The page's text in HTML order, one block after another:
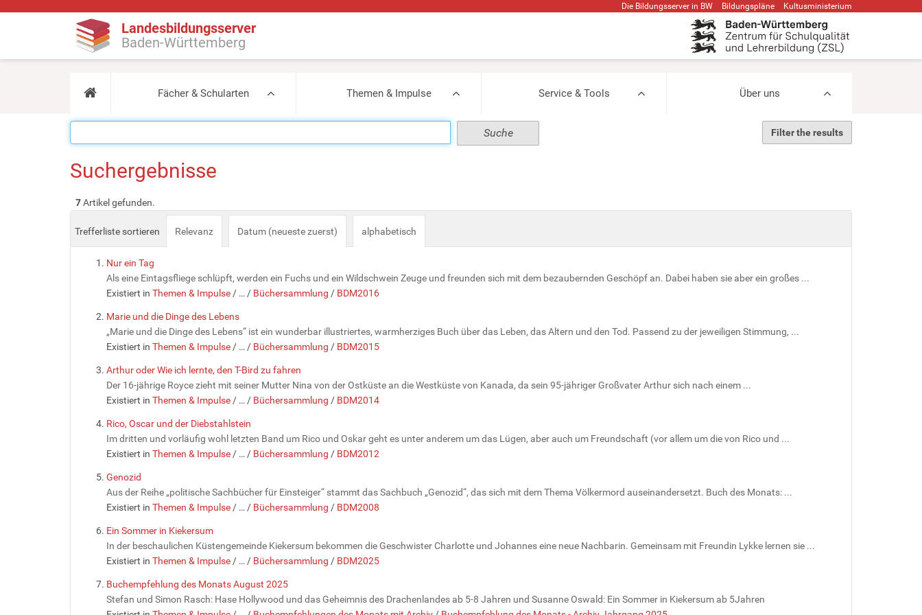
Die Bildungsserver in BW Bildungspläne Kultusministerium
Landesbildungsserver
Baden-Württemberg
Fächer & Schularten Themen & Impulse Service & Tools Über uns
Filter the results
Suchergebnisse
7Artikel gefunden.
Trefferliste sortieren Relevanz Datum (neueste zuerst) alphabetisch
Nur ein Tag
Als eine Eintagsfliege schlüpft, werden ein Fuchs und ein Wildschwein Zeuge und freunden sich mit dem bezaubernden Geschöpf an. Dabei haben sie aber ein großes ...
Existiert in Themen & Impulse / … / Büchersammlung / BDM2016
Marie und die Dinge des Lebens
„Marie und die Dinge des Lebens“ ist ein wunderbar illustriertes, warmherziges Buch über das Leben, das Altern und den Tod. Passend zu der jeweiligen Stimmung, ...
Existiert in Themen & Impulse / … / Büchersammlung / BDM2015
Arthur oder Wie ich lernte, den T-Bird zu fahren
Der 16-jährige Royce zieht mit seiner Mutter Nina von der Ostküste an die Westküste von Kanada, da sein 95-jähriger Großvater Arthur sich nach einem ...
Existiert in Themen & Impulse / … / Büchersammlung / BDM2014
Rico, Oscar und der Diebstahlstein
Im dritten und vorläufig wohl letzten Band um Rico und Oskar geht es unter anderem um das Lügen, aber auch um Freundschaft (vor allem um die von Rico und ...
Existiert in Themen & Impulse / … / Büchersammlung / BDM2012
Genozid
Aus der Reihe „politische Sachbücher für Einsteiger“ stammt das Sachbuch „Genozid“, das sich mit dem Thema Völkermord auseinandersetzt. Buch des Monats: ...
Existiert in Themen & Impulse / … / Büchersammlung / BDM2008
Ein Sommer in Kiekersum
In der beschaulichen Küstengemeinde Kiekersum bekommen die Geschwister Charlotte und Johannes eine neue Nachbarin. Gemeinsam mit Freundin Lykke lernen sie ...
Existiert in Themen & Impulse / … / Büchersammlung / BDM2025
Buchempfehlung des Monats August 2025
Stefan und Simon Rasch: Hase Hollywood und das Geheimnis des Drachenlandes ab 5-8 Jahren und Susanne Oswald: Ein Sommer in Kiekersum ab 5Jahren